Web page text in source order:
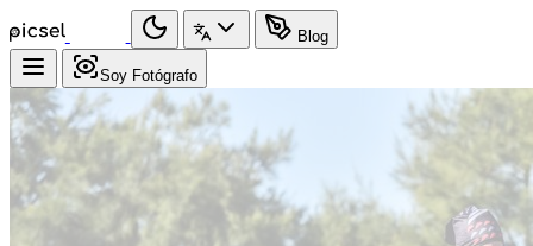
Blog
Soy Fotógrafo